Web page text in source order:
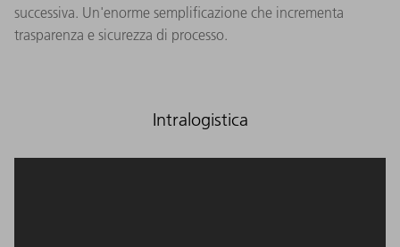
successiva. Un'enorme semplificazione che incrementa
trasparenza e sicurezza di processo.​
Intralogistica